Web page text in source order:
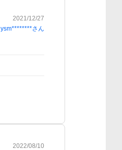
2021/12/27
ysm********さん
2022/08/10